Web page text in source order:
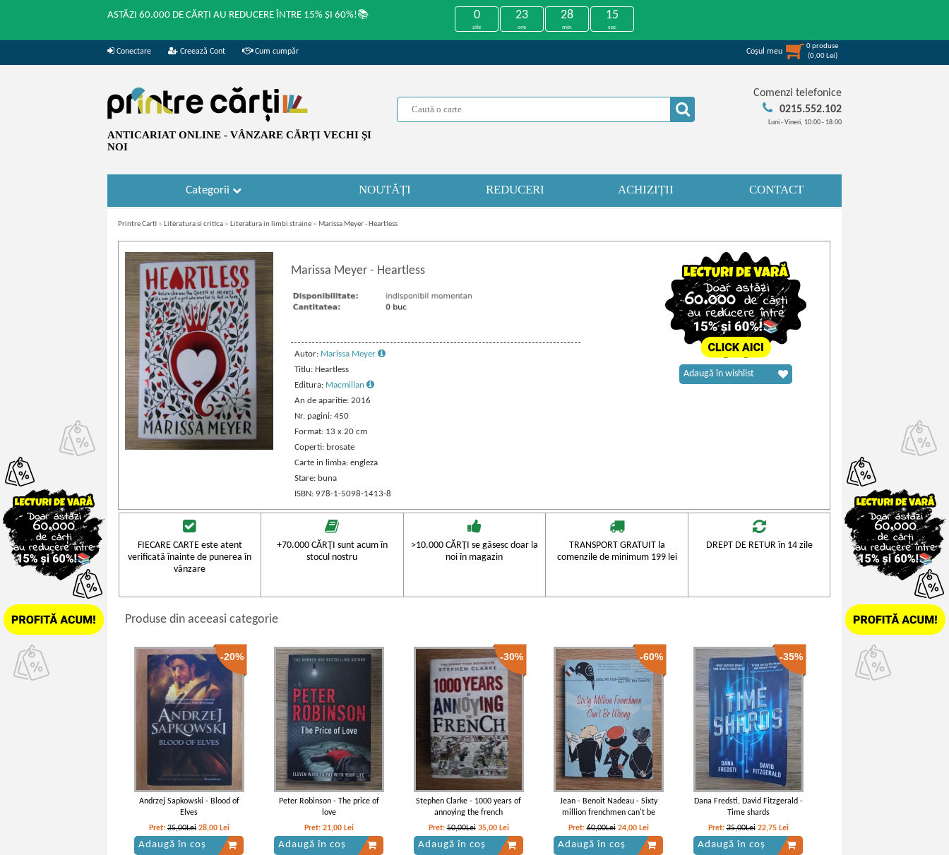
ASTĂZI 60.000 DE CĂRȚI AU REDUCERE ÎNTRE 15% ȘI 60%!📚 0
zile
23
ore
28
min
14
sec
Conectare Creează Cont Cum cumpăr Coşul meu
0produse
(0,00 Lei)
ANTICARIAT ONLINE - VÂNZARE CĂRŢI VECHI ŞI
NOI
Comenzi telefonice
0215.552.102
Luni - Vineri, 10:00 - 18:00
Categorii NOUTĂȚI REDUCERI ACHIZIȚII CONTACT
Printre Carti » Literatura si critica » Literatura in limbi straine » Marissa Meyer - Heartless
Marissa Meyer - Heartless
Autor: Marissa Meyer
Titlu: Heartless
Editura: Macmillan
An de aparitie: 2016
Nr. pagini: 450
Format: 13 x 20 cm
Coperti: brosate
Carte in limba: engleza
Stare: buna
ISBN: 978-1-5098-1413-8
Adaugă în wishlist
FIECARE CARTE este atent
verificată înainte de punerea în
vânzare
+70.000 CĂRŢI sunt acum în
stocul nostru
>10.000 CĂRŢI se găsesc doar la
noi în magazin
TRANSPORT GRATUIT la
comenzile de minimum 199 lei
DREPT DE RETUR în 14 zile
Produse din aceeasi categorie
-20%
Andrzej Sapkowski - Blood of
Elves
Pret: 35,00Lei 28,00 Lei
Adaugă în coș
Peter Robinson - The price of
love
Pret: 21,00 Lei
Adaugă în coș
-30%
Stephen Clarke - 1000 years of
annoying the french
Pret:50,00Lei 35,00 Lei
Adaugă în coș
-60%
Jean - Benoit Nadeau - Sixty
million frenchmen can't be
wrong
Pret:60,00Lei 24,00 Lei
Adaugă în coș
-35%
Dana Fredsti, David Fitzgerald -
Time shards
Pret:35,00Lei 22,75 Lei
Adaugă în coș